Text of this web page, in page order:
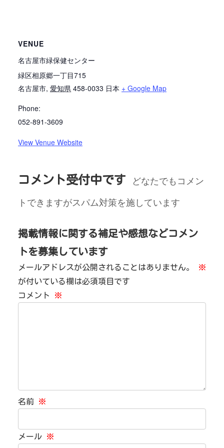
VENUE
名古屋市緑保健センター
緑区相原郷一丁目715
名古屋市, 愛知県 458-0033 日本 + Google Map
Phone:
052-891-3609
View Venue Website
コメント受付中です
どなたでもコメン
トできますがスパム対策を施しています
掲載情報に関する補足や感想などコメン
トを募集しています
メールアドレスが公開されることはありません。
※
が付いている欄は必須項目です
コメント
※
名前 ※
メール ※